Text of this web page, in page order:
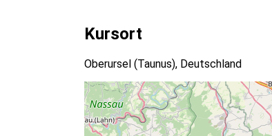
Kursort
Oberursel (Taunus), Deutschland